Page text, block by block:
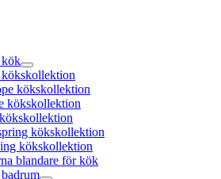
kök
kökskollektion
kökskollektion
kökskollektion
kökskollektion
blandare för kök